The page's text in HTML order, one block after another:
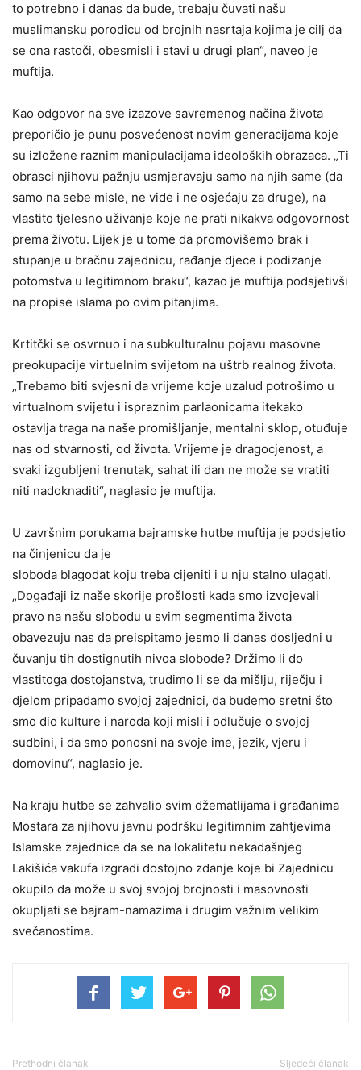
to potrebno i danas da bude, trebaju čuvati našu
muslimansku porodicu od brojnih nasrtaja kojima je cilj da
se ona rastoči, obesmisli i stavi u drugi plan“, naveo je
muftija.
Kao odgovor na sve izazove savremenog načina života
preporičio je punu posvećenost novim generacijama koje
su izložene raznim manipulacijama ideoloških obrazaca. „Ti
obrasci njihovu pažnju usmjeravaju samo na njih same (da
samo na sebe misle, ne vide i ne osjećaju za druge), na
vlastito tjelesno uživanje koje ne prati nikakva odgovornost
prema životu. Lijek je u tome da promovišemo brak i
stupanje u bračnu zajednicu, rađanje djece i podizanje
potomstva u legitimnom braku“, kazao je muftija podsjetivši
na propise islama po ovim pitanjima.
Krtitčki se osvrnuo i na subkulturalnu pojavu masovne
preokupacije virtuelnim svijetom na uštrb realnog života.
„Trebamo biti svjesni da vrijeme koje uzalud potrošimo u
virtualnom svijetu i ispraznim parlaonicama itekako
ostavlja traga na naše promišljanje, mentalni sklop, otuđuje
nas od stvarnosti, od života. Vrijeme je dragocjenost, a
svaki izgubljeni trenutak, sahat ili dan ne može se vratiti
niti nadoknaditi“, naglasio je muftija.
U završnim porukama bajramske hutbe muftija je podsjetio
na činjenicu da je
sloboda blagodat koju treba cijeniti i u nju stalno ulagati.
„Događaji iz naše skorije prošlosti kada smo izvojevali
pravo na našu slobodu u svim segmentima života
obavezuju nas da preispitamo jesmo li danas dosljedni u
čuvanju tih dostignutih nivoa slobode? Držimo li do
vlastitoga dostojanstva, trudimo li se da mišlju, riječju i
djelom pripadamo svojoj zajednici, da budemo sretni što
smo dio kulture i naroda koji misli i odlučuje o svojoj
sudbini, i da smo ponosni na svoje ime, jezik, vjeru i
domovinu“, naglasio je.
Na kraju hutbe se zahvalio svim džematlijama i građanima
Mostara za njihovu javnu podršku legitimnim zahtjevima
Islamske zajednice da se na lokalitetu nekadašnjeg
Lakišića vakufa izgradi dostojno zdanje koje bi Zajednicu
okupilo da može u svoj svojoj brojnosti i masovnosti
okupljati se bajram-namazima i drugim važnim velikim
svečanostima.
Prethodni članak Sljedeći članak